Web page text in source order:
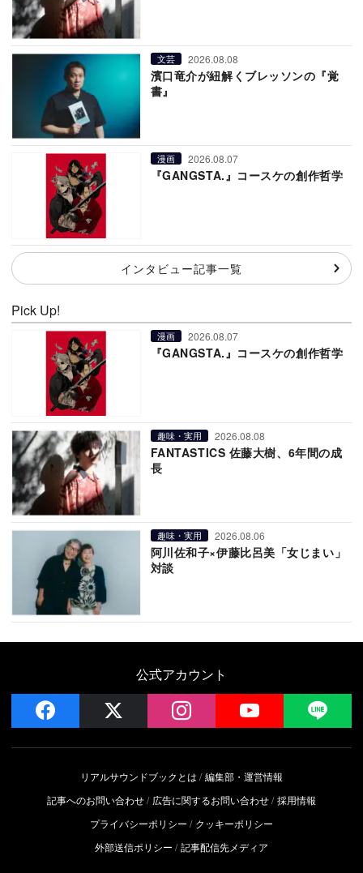
文芸 2026.08.08
濱口竜介が紐解くブレッソンの『覚
書』
漫画 2026.08.07
『GANGSTA.』コースケの創作哲学
インタビュー記事一覧
Pick Up!
漫画 2026.08.07
『GANGSTA.』コースケの創作哲学
趣味・実用 2026.08.08
FANTASTICS 佐藤大樹、6年間の成
長
趣味・実用 2026.08.06
阿川佐和子×伊藤比呂美「女じまい」
対談
公式アカウント
facebook instagram YouTube
リアルサウンドブックとは
編集部・運営情報
記事へのお問い合わせ
広告に関するお問い合わせ 採用情報
プライバシーポリシー
クッキーポリシー
外部送信ポリシー
記事配信先メディア